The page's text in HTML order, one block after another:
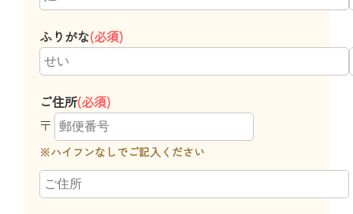
ふりがな(必須)
ご住所(必須)
〒
※ハイフンなしでご記入ください